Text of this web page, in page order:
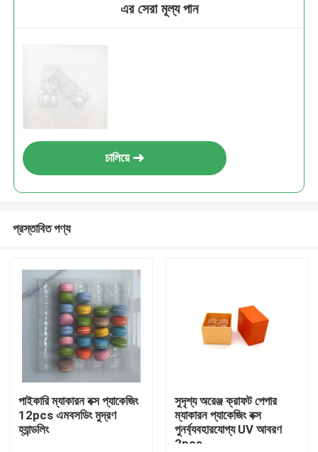
বাড়ি
এর সেরা মূল্য পান
চালিয়ে
প্রস্তাবিত পণ্য
পাইকারি ম্যাকারন বক্স প্যাকেজিং
12pcs এমবসডিং মুদ্রণ
হ্যান্ডলিং
সুদৃশ্য অরেঞ্জ ক্রাফট পেপার
ম্যাকারন প্যাকেজিং বক্স
পুনর্ব্যবহারযোগ্য UV আবরণ
2pcs